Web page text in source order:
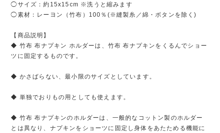
◯サイズ：約15x15cm ※洗うと縮みます
◯素材：レーヨン（竹布）100％(※縫製糸／綿・ボタンを除く)
【商品説明】
◆ 竹布 布ナプキン ホルダーは、竹布 布ナプキンをくるんでショー
ツに固定するものです。
◆ かさばらない、最小限のサイズとしています。
◆ 単独でおりもの用としても使えます。
◆ 竹布 布ナプキンのホルダーは、一般的なコットン製のホルダー
とは異なり、ナプキンをショーツに固定し身体をあたためる機能に